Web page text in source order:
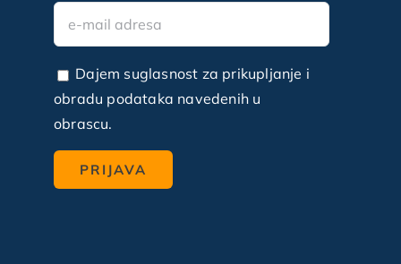
Dajem suglasnost za prikupljanje i
obradu podataka navedenih u
obrascu.